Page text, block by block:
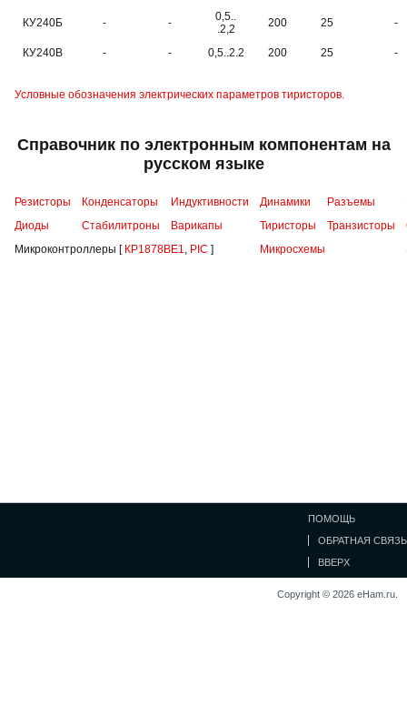
КУ240Б - -
0,5..
.2,2
200 25 -
КУ240В - - 0,5..2.2 200 25 -
Условные обозначения электрических параметров тиристоров.
Справочник по электронным компонентам на
русском языке
Резисторы Конденсаторы Индуктивности Динамики Разъемы
Диоды
Стабилитроны Варикапы Тиристоры Транзисторы
Микроконтроллеры [ КР1878ВЕ1, PIC ] Микросхемы
ПОМОЩЬ
ОБРАТНАЯ СВЯЗЬ
ВВЕРХ
Copyright © 2026 eHam.ru.